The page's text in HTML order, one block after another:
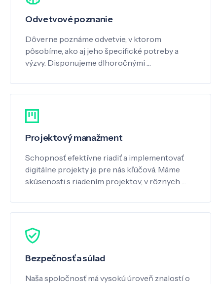
Odvetvové poznanie
Dôverne poznáme odvetvie, v ktorom
pôsobíme, ako aj jeho špecifické potreby a
výzvy. Disponujeme dlhoročnými …
Projektový manažment
Schopnosť efektívne riadiť a implementovať
digitálne projekty je pre nás kľúčová. Máme
skúsenosti s riadením projektov, v rôznych …
Bezpečnosť a súlad
Naša spoločnosť má vysokú úroveň znalostí o